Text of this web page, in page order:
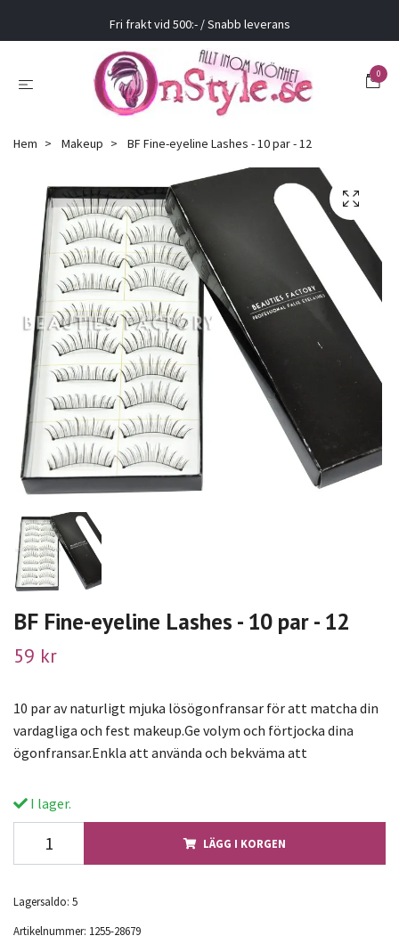
Fri frakt vid 500:- / Snabb leverans
0
Hem Makeup BF Fine-eyeline Lashes - 10 par - 12
BF Fine-eyeline Lashes - 10 par - 12
59 kr
10 par av naturligt mjuka lösögonfransar för att matcha din
vardagliga och fest makeup.Ge volym och förtjocka dina
ögonfransar.Enkla att använda och bekväma att
I lager.
LÄGG I KORGEN
Lagersaldo: 5
Artikelnummer: 1255-28679